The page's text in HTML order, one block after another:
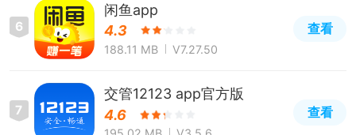
6
闲鱼app
4.3
188.11 MB V7.27.50
查看
7
交管12123 app官方版
4.6
查看